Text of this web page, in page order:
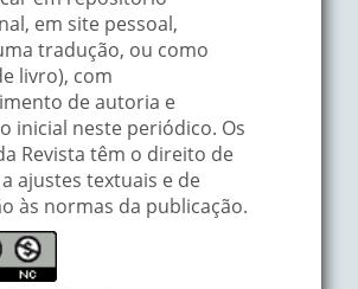
em site pessoal,
tradução, ou como
livro), com
de autoria e
inicial neste periódico. Os
Revista têm o direito de
ajustes textuais e de
às normas da publicação.